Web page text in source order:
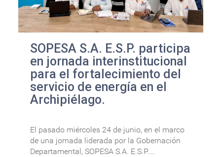
SOPESA S.A. E.S.P. participa
en jornada interinstitucional
para el fortalecimiento del
servicio de energía en el
Archipiélago.
El pasado miércoles 24 de junio, en el marco
de una jornada liderada por la Gobernación
Departamental, SOPESA S.A. E.S.P....